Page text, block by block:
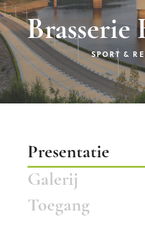
Brasserie
SPORT &
Presentatie
Galerij
Toegang